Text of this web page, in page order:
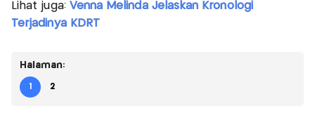
Lihat juga: Venna Melinda Jelaskan Kronologi
Terjadinya KDRT
Halaman:
1 2